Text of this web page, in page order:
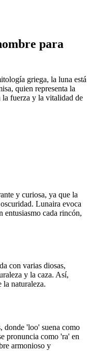
para
griega, la luna está
quien representa la
la fuerza y la vitalidad de
y curiosa, ya que la
Lunaira evoca
entusiasmo cada rincón,
con varias diosas,
y la caza. Así,
naturaleza.
donde 'loo' suena como
pronuncia como 'ra' en
armonioso y